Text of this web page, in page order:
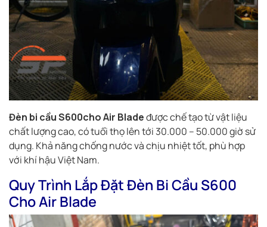
Đèn bi cầu S600cho Air Bladeđược chế tạo từ vật liệu
chất lượng cao, có tuổi thọ lên tới 30.000 – 50.000 giờ sử
dụng. Khả năng chống nước và chịu nhiệt tốt, phù hợp
với khí hậu Việt Nam.
Quy Trình Lắp Đặt Đèn Bi Cầu S600
Cho Air Blade